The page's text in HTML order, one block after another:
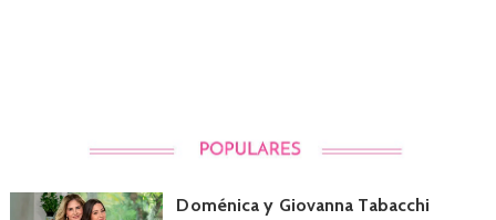
Doménica y Giovanna Tabacchi